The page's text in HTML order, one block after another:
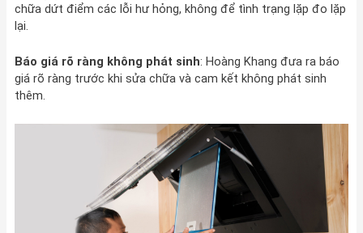
chữa dứt điểm các lỗi hư hỏng, không để tình trạng lặp đo lặp
lại.
Báo giá rõ ràng không phát sinh: Hoàng Khang đưa ra báo
giá rõ ràng trước khi sửa chữa và cam kết không phát sinh
thêm.